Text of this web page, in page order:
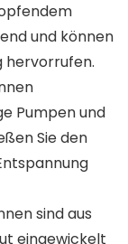
und können
hervorrufen.
Pumpen und
Sie den
sind aus
eingewickelt